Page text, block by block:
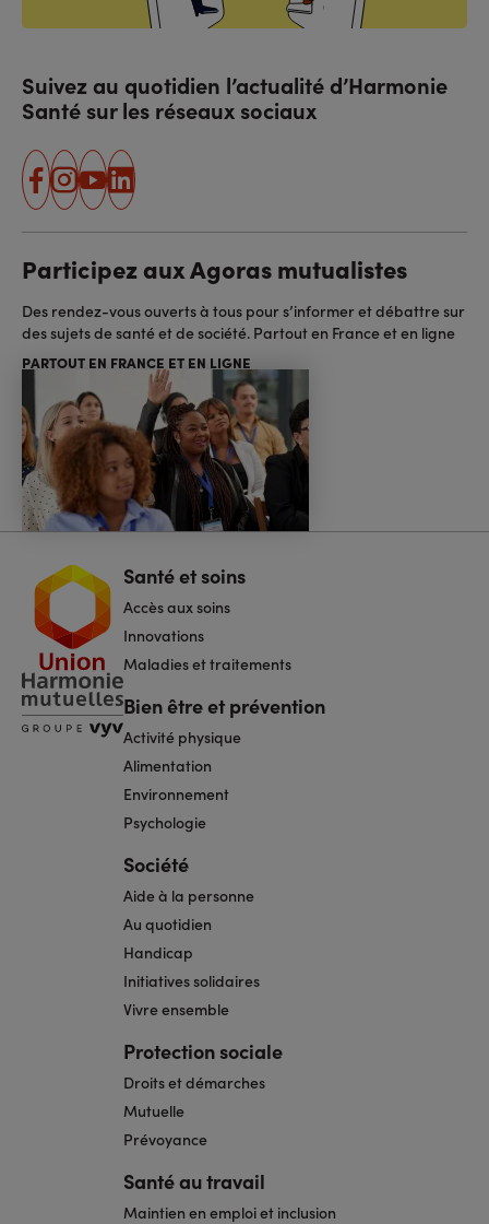
Suivez au quotidien l’actualité d’Harmonie
Santé sur les réseaux sociaux
facebook
instagram
youtube
linkedin
Participez aux Agoras mutualistes
Des rendez-vous ouverts à tous pour s’informer et débattre sur
des sujets de santé et de société. Partout en France et en ligne
PARTOUT EN FRANCE ET EN LIGNE
Navigation
de
page
Santé et soins
Accès aux soins
Innovations
Maladies et traitements
Bien être et prévention
Activité physique
Alimentation
Environnement
Psychologie
Société
Aide à la personne
Au quotidien
Handicap
Initiatives solidaires
Vivre ensemble
Protection sociale
Droits et démarches
Mutuelle
Prévoyance
Santé au travail
Maintien en emploi et inclusion